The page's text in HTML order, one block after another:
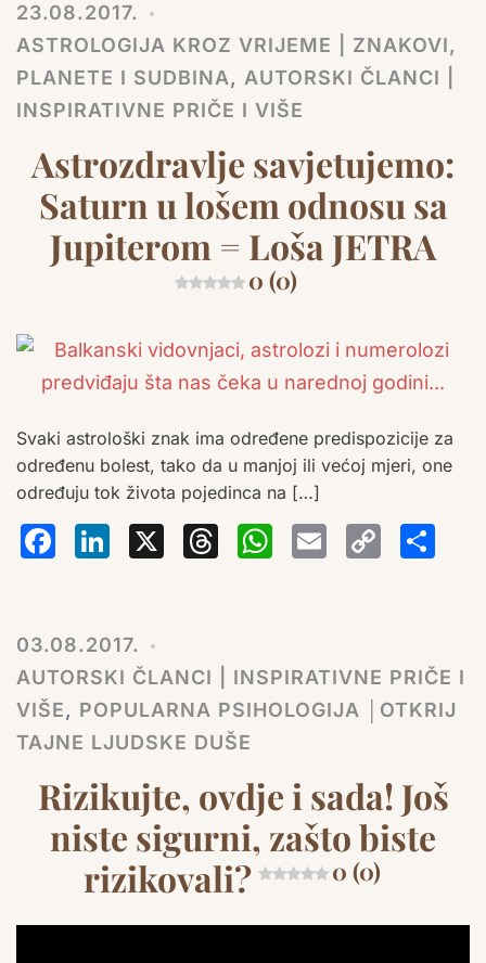
23.08.2017.
ASTROLOGIJA KROZ VRIJEME | ZNAKOVI,
PLANETE I SUDBINA, AUTORSKI ČLANCI |
INSPIRATIVNE PRIČE I VIŠE
Astrozdravlje savjetujemo:
Saturn u lošem odnosu sa
Jupiterom = Loša JETRA
0 (0)
Svaki astrološki znak ima određene predispozicije za
određenu bolest, tako da u manjoj ili većoj mjeri, one
određuju tok života pojedinca na […]
Facebook
LinkedIn
X Threads
Email
03.08.2017.
AUTORSKI ČLANCI | INSPIRATIVNE PRIČE I
VIŠE, POPULARNA PSIHOLOGIJA │OTKRIJ
TAJNE LJUDSKE DUŠE
Rizikujte, ovdje i sada! Još
niste sigurni, zašto biste
rizikovali?
0 (0)